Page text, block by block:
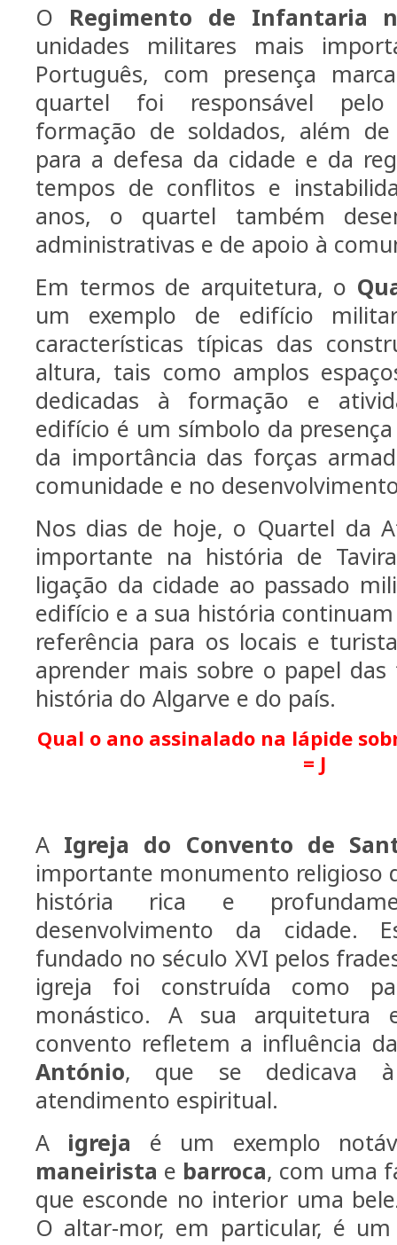
O Regimento de Infantaria
unidades militares mais
Português, com presença
quartel foi responsável
formação de soldados, além
para a defesa da cidade e da
tempos de conflitos e
anos, o quartel também
administrativas e de apoio à
Em termos de arquitetura, o
um exemplo de edifício
características típicas das
altura, tais como amplos
dedicadas à formação e
edifício é um símbolo da
da importância das forças
comunidade e no
Nos dias de hoje, o Quartel da
importante na história de
ligação da cidade ao passado
edifício e a sua história
referência para os locais e
aprender mais sobre o papel
história do Algarve e do país.
Qual o ano assinalado na lápide
= J
A Igreja do Convento de
importante monumento religioso
história rica e
desenvolvimento da cidade.
fundado no século XVI pelos
igreja foi construída como
monástico. A sua
convento refletem a influência
António, que se dedicava
atendimento espiritual.
A igreja é um exemplo
maneirista e barroca, com uma
que esconde no interior uma
O altar-mor, em particular, é